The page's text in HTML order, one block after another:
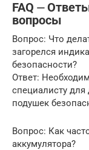
FAQ ⏤
вопросы
Вопрос: Что
загорелся
безопасности?
Ответ:
специалисту
подушек
Вопрос: Как
аккумулятора?